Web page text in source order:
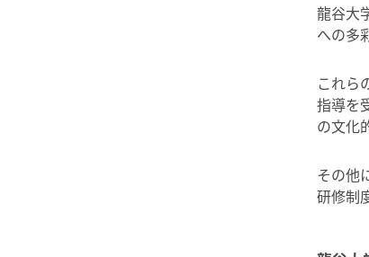
龍谷大
への多
これら
指導を
の文化
その他
研修制